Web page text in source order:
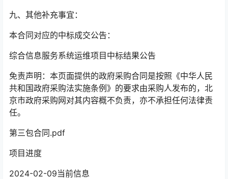
九、其他补充事宜：
本合同对应的中标成交公告：
综合信息服务系统运维项目中标结果公告
免责声明：本页面提供的政府采购合同是按照《中华人民
共和国政府采购法实施条例》的要求由采购人发布的，北
京市政府采购网对其内容概不负责，亦不承担任何法律责
任。
第三包合同.pdf
项目进度
2024-02-09当前信息